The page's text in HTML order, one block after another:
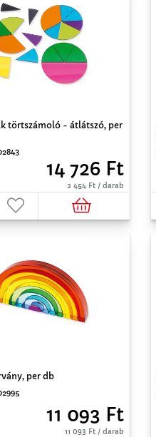
törtszámoló - átlátszó, per
14 726 Ft
2 454 Ft / darab
per db
11 093 Ft
11 093 Ft / darab